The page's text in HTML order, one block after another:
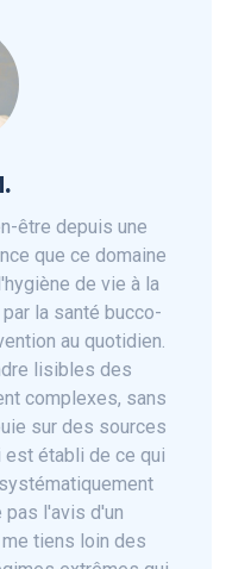
être depuis une
que ce domaine
de vie à la
la santé bucco-
au quotidien.
lisibles des
complexes, sans
sur des sources
est établi de ce qui
pas l'avis d'un
tiens loin des